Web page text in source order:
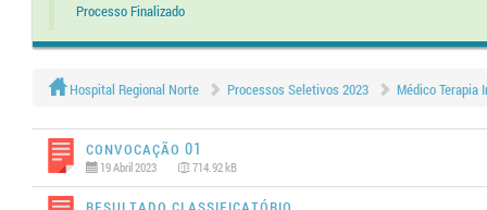
Processo Finalizado
Hospital Regional Norte Processos Seletivos 2023 Médico Terapia
Convocação 01
19 Abril 2023 714.92 kB